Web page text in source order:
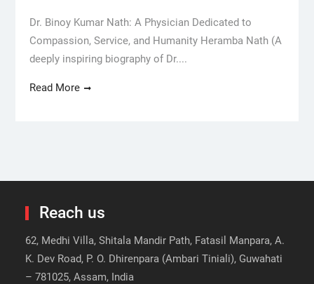
Dr. Binoy Kumar Nath: A Physician Dedicated to
Compassion, Service, and Humanity Heramba Nath (A
deeply inspiring biography of Dr....
Read More
Reach us
62, Medhi Villa, Shitala Mandir Path, Fatasil Manpara, A.
K. Dev Road, P. O. Dhirenpara (Ambari Tiniali), Guwahati
– 781025, Assam, India